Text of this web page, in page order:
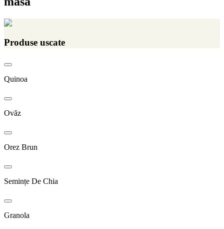
Produse uscate
Quinoa
Ovăz
Orez Brun
Semințe De Chia
Granola